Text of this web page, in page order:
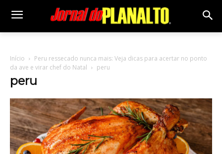
Início
Peru ressecado nunca mais: Veja dicas para acertar no ponto
da ave e virar chef do Natal
peru
peru